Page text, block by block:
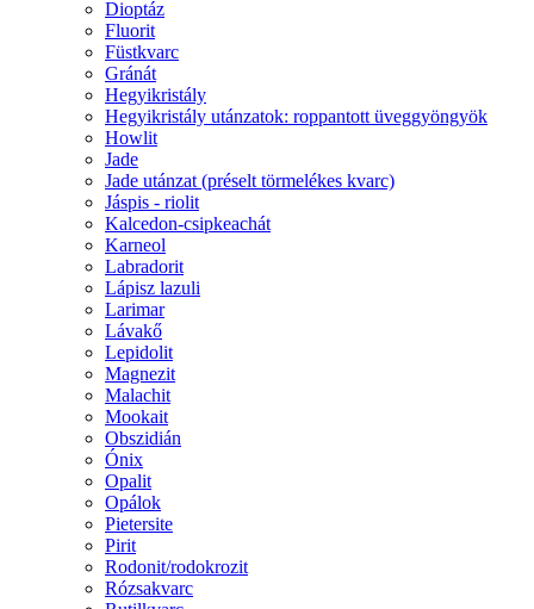
Dioptáz
Fluorit
Füstkvarc
Gránát
Hegyikristály
Hegyikristály utánzatok: roppantott üveggyöngyök
Howlit
Jade
Jade utánzat (préselt törmelékes kvarc)
Jáspis - riolit
Kalcedon-csipkeachát
Karneol
Labradorit
Lápisz lazuli
Larimar
Lávakő
Lepidolit
Magnezit
Malachit
Mookait
Obszidián
Ónix
Opalit
Opálok
Pietersite
Pirit
Rodonit/rodokrozit
Rózsakvarc